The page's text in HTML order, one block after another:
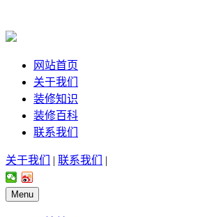
网站首页
关于我们
装修知识
装修百科
联系我们
关于我们 | 联系我们 |
Menu